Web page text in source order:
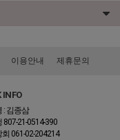
이용안내 제휴문의
INFO
: 김종삼
807-21-0514-390
061-02-204214